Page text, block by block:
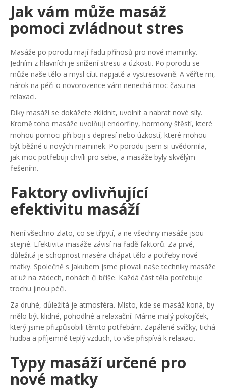
Jak vám může masáž
pomoci zvládnout stres
Masáže po porodu mají řadu přínosů pro nové maminky.
Jedním z hlavních je snížení stresu a úzkosti. Po porodu se
může naše tělo a mysl cítit napjatě a vystresovaně. A věřte mi,
nárok na péči o novorozence vám nenechá moc času na
relaxaci.
Díky masáži se dokážete zklidnit, uvolnit a nabrat nové síly.
Kromě toho masáže uvolňují endorfiny, hormony štěstí, které
mohou pomoci při boji s depresí nebo úzkostí, které mohou
být běžné u nových maminek. Po porodu jsem si uvědomila,
jak moc potřebuji chvíli pro sebe, a masáže byly skvělým
řešením.
Faktory ovlivňující
efektivitu masáží
Není všechno zlato, co se třpytí, a ne všechny masáže jsou
stejné. Efektivita masáže závisí na řadě faktorů. Za prvé,
důležitá je schopnost maséra chápat tělo a potřeby nové
matky. Společně s Jakubem jsme pilovali naše techniky masáže
ať už na zádech, nohách či břiše. Každá část těla potřebuje
trochu jinou péči.
Za druhé, důležitá je atmosféra. Místo, kde se masáž koná, by
mělo být klidné, pohodlné a relaxační. Máme malý pokojíček,
který jsme přizpůsobili těmto potřebám. Zapálené svíčky, tichá
hudba a příjemně teplý vzduch, to vše přispívá k relaxaci.
Typy masáží určené pro
nové matky